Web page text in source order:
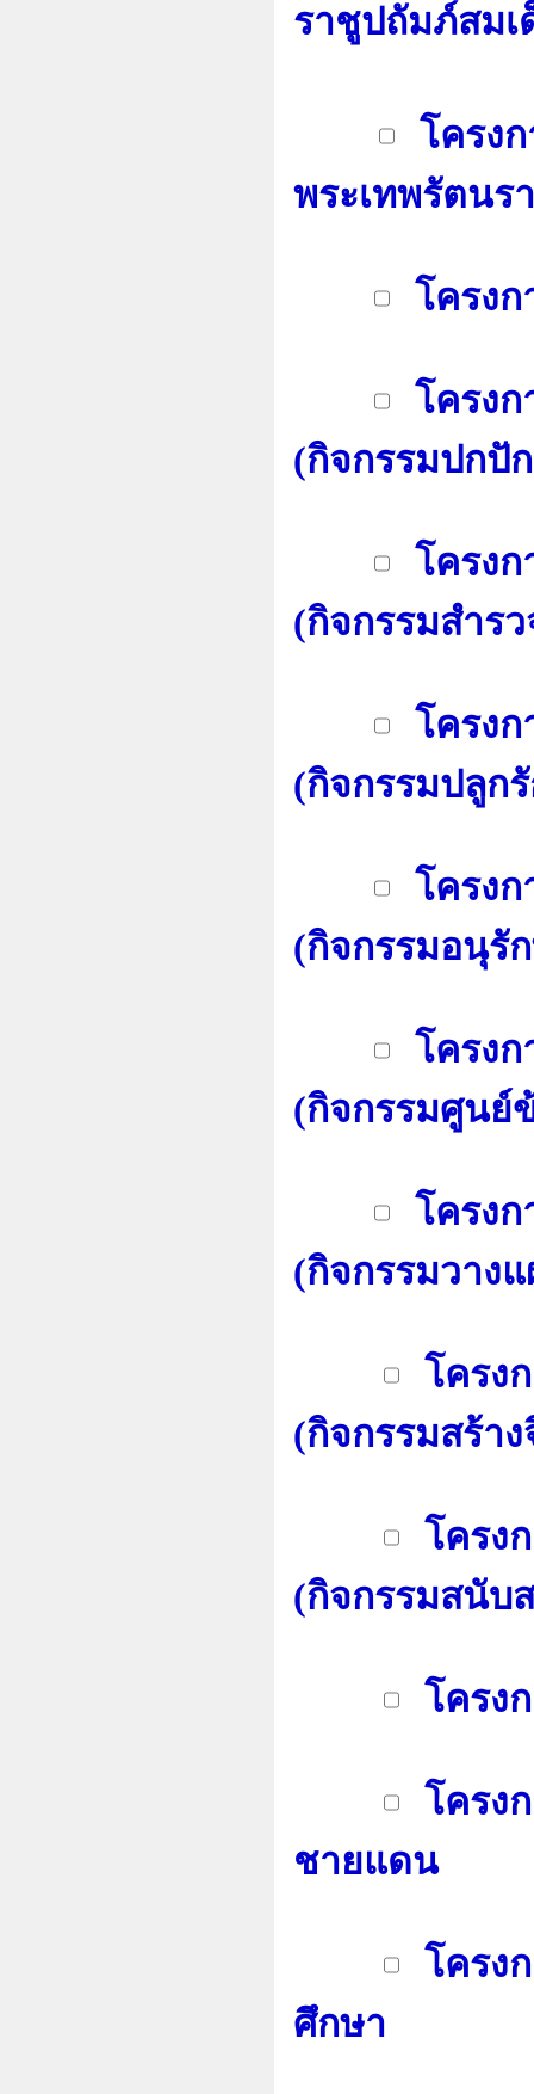
ราชูปถัมภ์สมเ
โครง
พระเทพรัตน
โครง
โครง
(กิจกรรมปกปั
โครง
(กิจกรรมสำร
โครง
(กิจกรรมปลูก
โครง
(กิจกรรมอนุรั
โครง
(กิจกรรมศูนย์
โครง
(กิจกรรมวาง
โครง
(กิจกรรมสร้า
โครง
(กิจกรรมสนับ
โครง
โครง
ชายแดน
โครง
ศึกษา